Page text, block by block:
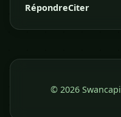
RépondreCiter
© 2026